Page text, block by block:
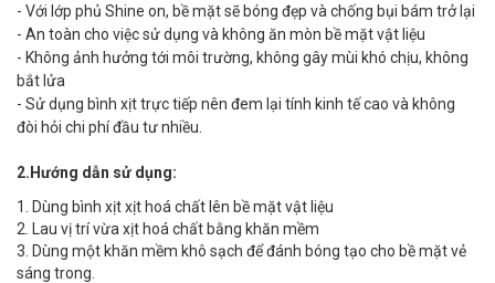
- Với lớp phủ Shine on, bề mặt sẽ bóng đẹp và chống bụi bám trở lại
- An toàn cho việc sử dụng và không ăn mòn bề mặt vật liệu
- Không ảnh hưởng tới môi trường, không gây mùi khó chịu, không
bắt lửa
- Sử dụng bình xịt trực tiếp nên đem lại tính kinh tế cao và không
đòi hỏi chi phí đầu tư nhiều.
2.Hướng dẫn sử dụng:
1. Dùng bình xịt xịt hoá chất lên bề mặt vật liệu
2. Lau vị trí vừa xịt hoá chất bằng khăn mềm
3. Dùng một khăn mềm khô sạch để đánh bóng tạo cho bề mặt vẻ
sáng trong.